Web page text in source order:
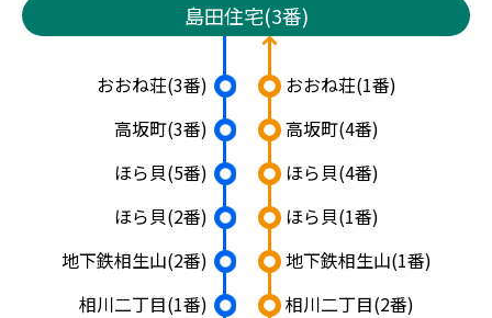
島田住宅(3番)
おおね荘(3番)
高坂町(3番)
ほら貝(5番)
ほら貝(2番)
地下鉄相生山(2番)
相川二丁目(1番)
相川二丁目(2番)
地下鉄相生山(1番)
ほら貝(1番)
ほら貝(4番)
高坂町(4番)
おおね荘(1番)